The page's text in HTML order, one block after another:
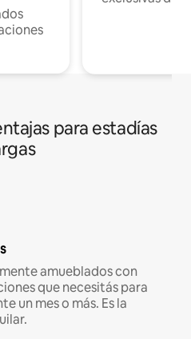
para estadías
amueblados con
que necesitás para
un mes o más. Es la